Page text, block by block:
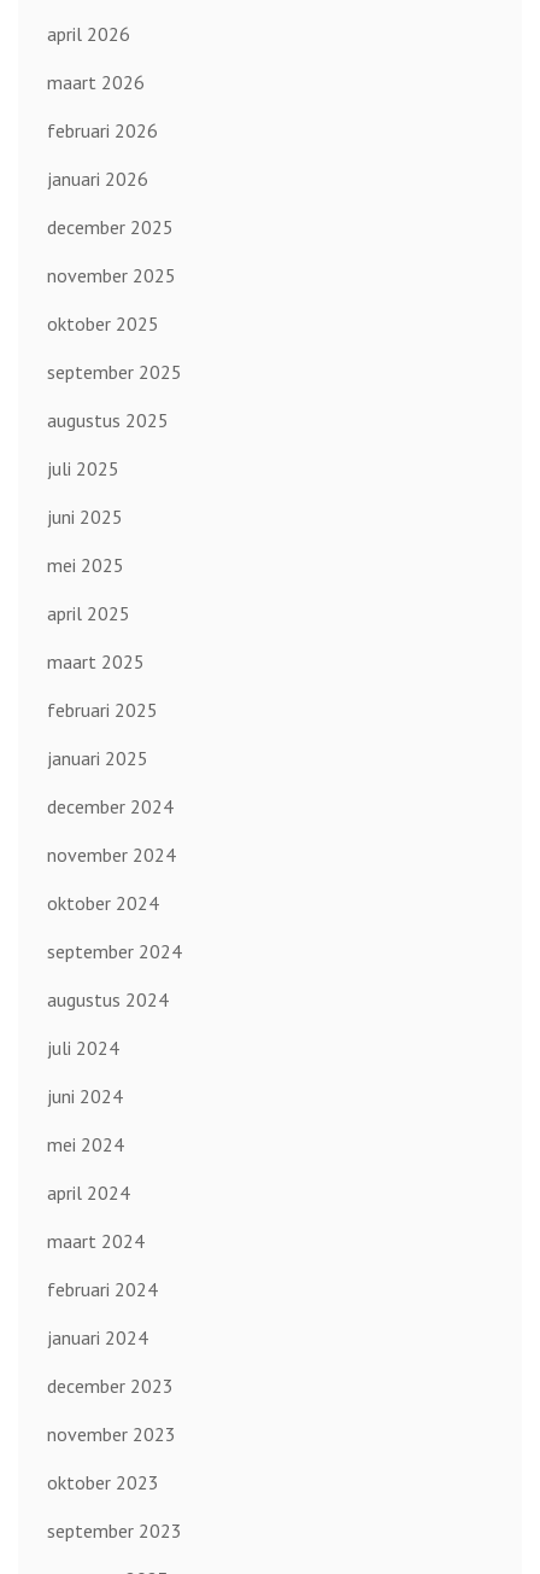
april 2026
maart 2026
februari 2026
januari 2026
december 2025
november 2025
oktober 2025
september 2025
augustus 2025
juli 2025
juni 2025
mei 2025
april 2025
maart 2025
februari 2025
januari 2025
december 2024
november 2024
oktober 2024
september 2024
augustus 2024
juli 2024
juni 2024
mei 2024
april 2024
maart 2024
februari 2024
januari 2024
december 2023
november 2023
oktober 2023
september 2023